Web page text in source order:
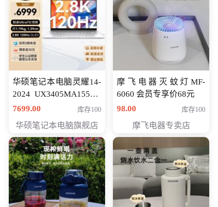
华硕笔记本电脑灵耀14-
2024 UX3405MA155夜
空蓝 oled 智慧轻薄本 会
7699.00 库存100
华硕笔记本电脑旗舰店
摩飞电器灭蚊灯MF-
6060 会员专享价68元
98.00
库存100
摩飞电器专卖店